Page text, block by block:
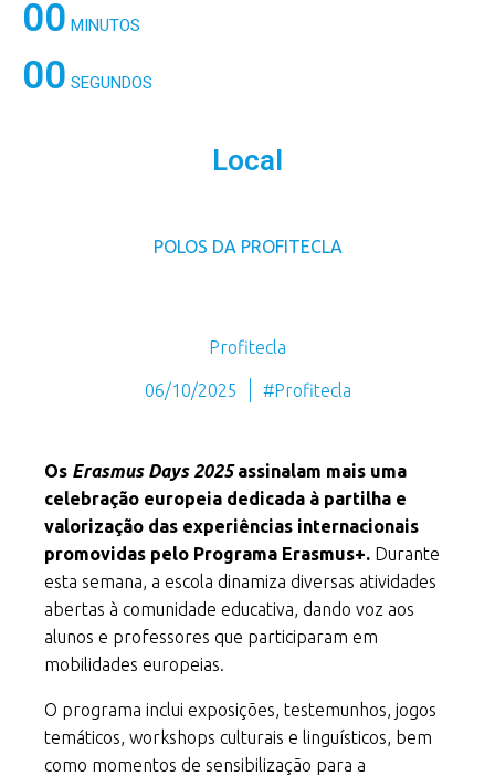
00 MINUTOS
00 SEGUNDOS
Local
POLOS DA PROFITECLA
Profitecla
06/10/2025 #Profitecla
Os Erasmus Days 2025assinalam mais uma
celebração europeia dedicada à partilha e
valorização das experiências internacionais
promovidas pelo Programa Erasmus+. Durante
esta semana, a escola dinamiza diversas atividades
abertas à comunidade educativa, dando voz aos
alunos e professores que participaram em
mobilidades europeias.
O programa inclui exposições, testemunhos, jogos
temáticos, workshops culturais e linguísticos, bem
como momentos de sensibilização para a